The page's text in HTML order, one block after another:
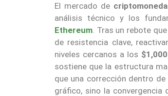
El mercado de
análisis técnico y los
Ethereum . Tras un rebote
de resistencia clave,
niveles cercanos a los $1,000
sostiene que la estructura
que una corrección dentro
gráfico, sino la